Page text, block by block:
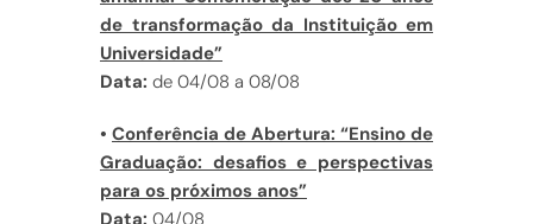
de transformação da Instituição em
Universidade”
Data: de 04/08 a 08/08
• Conferência de Abertura: “Ensino de
Graduação: desafios e perspectivas
para os próximos anos”
Data: 04/08